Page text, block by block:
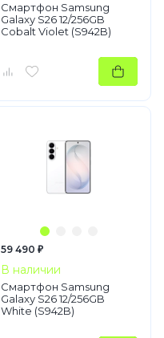
Смартфон Samsung
Galaxy S26 12/256GB
Cobalt Violet (S942B)
59 490 ₽
В наличии
Смартфон Samsung
Galaxy S26 12/256GB
White (S942B)